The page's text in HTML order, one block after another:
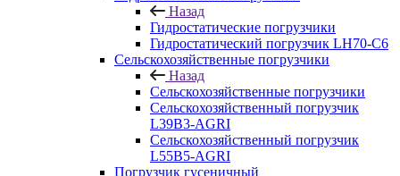
Назад
Гидростатические погрузчики
Гидростатический погрузчик LH70-C6
Сельскохозяйственные погрузчики
Назад
Сельскохозяйственные погрузчики
Сельскохозяйственный погрузчик
L39B3-AGRI
Сельскохозяйственный погрузчик
L55B5-AGRI
Погрузчик гусеничный